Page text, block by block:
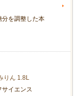
分を調整した本
りん 1.8L
サイエンス